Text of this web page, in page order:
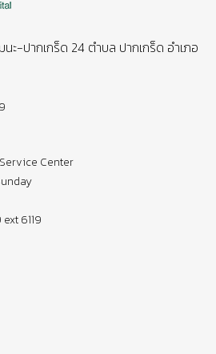
-ปากเกร็ด 24 ตำบล ปากเกร็ด อำเภอ
Center
6119